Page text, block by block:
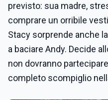
previsto: sua madre,
comprare un orribile
Stacy sorprende anche
a baciare Andy. Decide
non dovranno
completo scompiglio